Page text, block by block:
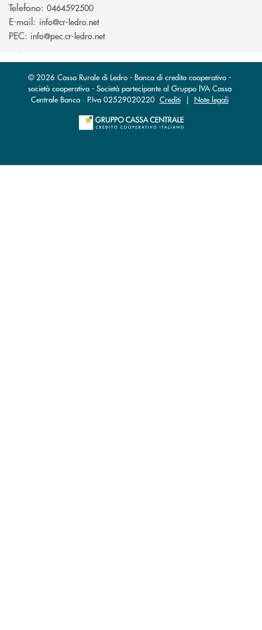
Telefono: 0464592500
E-mail: info@cr-ledro.net(si apre l’app di posta elettronica)
PEC: info@pec.cr-ledro.net(si apre l’app di posta elettronica)
© 2026 Cassa Rurale di Ledro - Banca di credito cooperativo -
società cooperativa - Società partecipante al Gruppo IVA Cassa
Centrale Banca · P.Iva 02529020220 Crediti| Note legali